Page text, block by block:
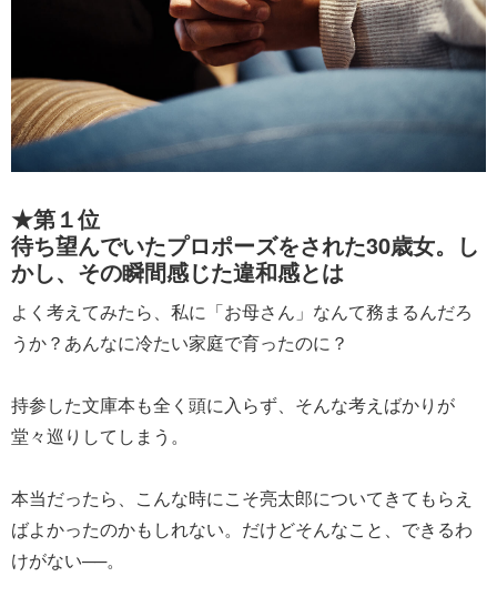
★第１位
待ち望んでいたプロポーズをされた30歳女。し
かし、その瞬間感じた違和感とは
よく考えてみたら、私に「お母さん」なんて務まるんだろ
うか？あんなに冷たい家庭で育ったのに？
持参した文庫本も全く頭に入らず、そんな考えばかりが
堂々巡りしてしまう。
本当だったら、こんな時にこそ亮太郎についてきてもらえ
ばよかったのかもしれない。だけどそんなこと、できるわ
けがない──。